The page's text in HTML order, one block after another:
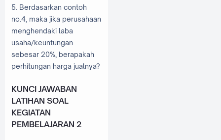
5. Berdasarkan contoh
no.4, maka jika perusahaan
menghendaki laba
usaha/keuntungan
sebesar 20%, berapakah
perhitungan harga jualnya?
KUNCI JAWABAN
LATIHAN SOAL
KEGIATAN
PEMBELAJARAN 2